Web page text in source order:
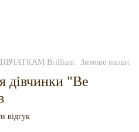
Brilliant Зимове пальто
дівчинки "Be
відгук